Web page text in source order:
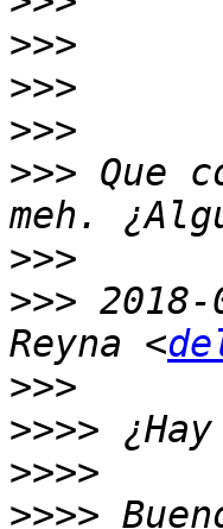
>>>
>>>
>>>
>>> Que
>>>
>>>
Reyna <
>>>
>>>>
>>>>
>>>>